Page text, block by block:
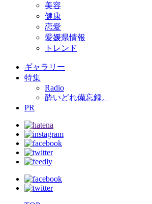
美容
健康
恋愛
愛媛県情報
トレンド
ギャラリー
特集
Radio
酔いどれ備忘録。
PR